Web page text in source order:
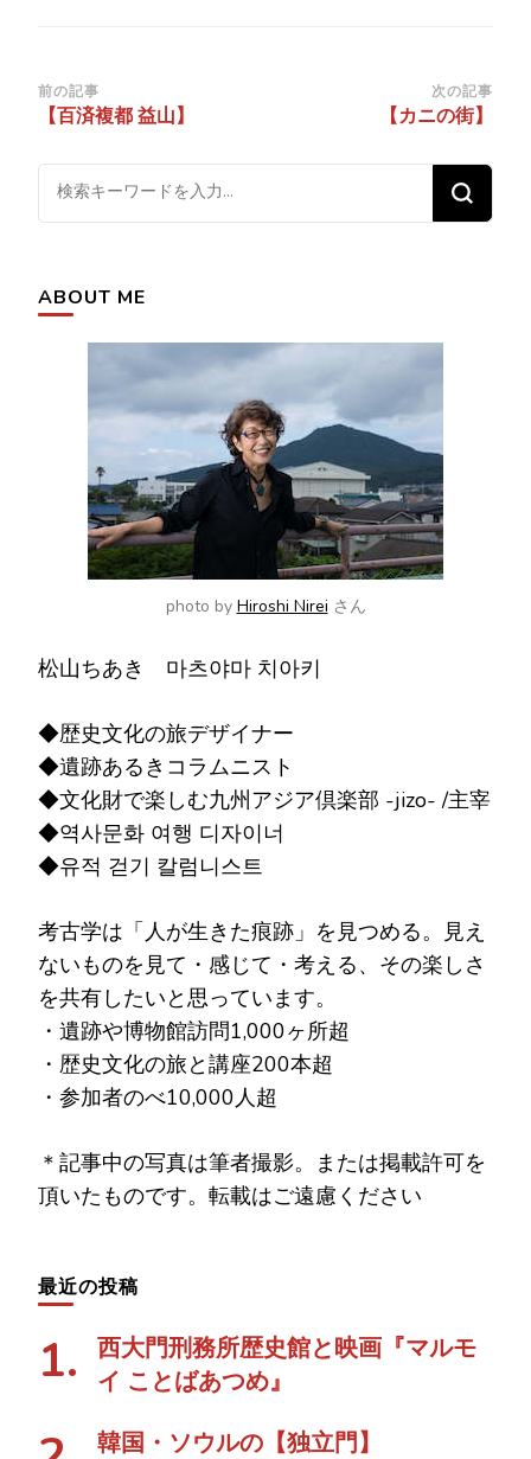
投
稿
ナ
ビ
ゲ
シ
前の記事
【百済複都 益山】
次の記事
【カニの街】
な
に
探
ABOUT ME
photo by Hiroshi Nirei さん
松山ちあき 마츠야마 치아키
◆歴史文化の旅デザイナー
◆遺跡あるきコラムニスト
◆文化財で楽しむ九州アジア倶楽部 -jizo- /主宰
◆역사문화 여행 디자이너
◆유적 걷기 칼럼니스트
考古学は「人が生きた痕跡」を見つめる。見え
ないものを見て・感じて・考える、その楽しさ
を共有したいと思っています。
・遺跡や博物館訪問1,000ヶ所超
・歴史文化の旅と講座200本超
・参加者のべ10,000人超
＊記事中の写真は筆者撮影。または掲載許可を
頂いたものです。転載はご遠慮ください
最近の投稿
西大門刑務所歴史館と映画『マルモ
イ ことばあつめ』
韓国・ソウルの【独立門】